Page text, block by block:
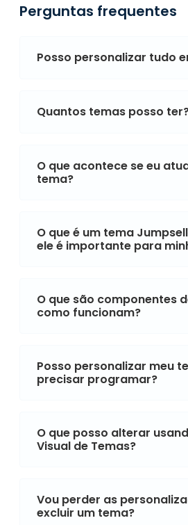
Perguntas frequentes
Posso personalizar tudo
Quantos temas posso
O que acontece se eu
tema?
O que é um tema
ele é importante para
O que são componentes
como funcionam?
Posso personalizar meu
precisar programar?
O que posso alterar
Visual de Temas?
Vou perder as
excluir um tema?